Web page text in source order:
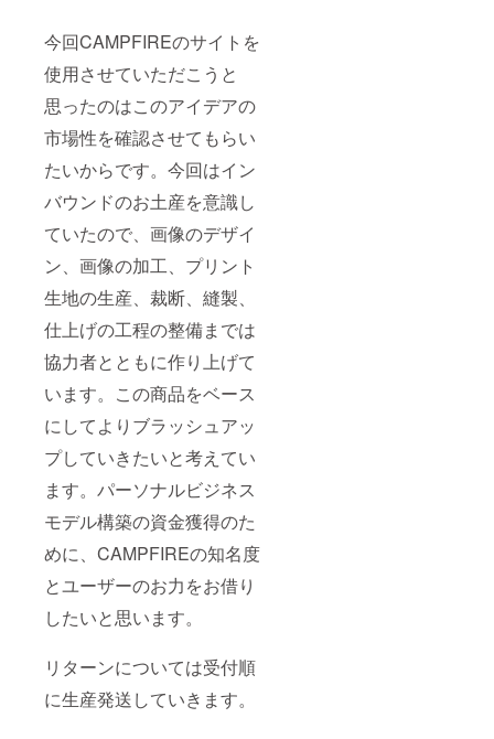
今回CAMPFIREのサイトを
使用させていただこうと
思ったのはこのアイデアの
市場性を確認させてもらい
たいからです。今回はイン
バウンドのお土産を意識し
ていたので、画像のデザイ
ン、画像の加工、プリント
生地の生産、裁断、縫製、
仕上げの工程の整備までは
協力者とともに作り上げて
います。この商品をベース
にしてよりブラッシュアッ
プしていきたいと考えてい
ます。パーソナルビジネス
モデル構築の資金獲得のた
めに、CAMPFIREの知名度
とユーザーのお力をお借り
したいと思います。
リターンについては受付順
に生産発送していきます。